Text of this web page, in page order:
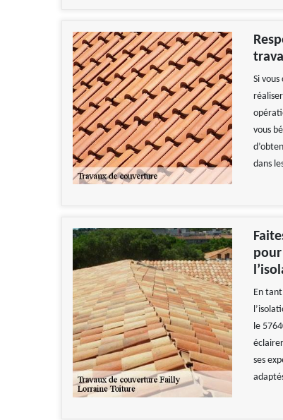
Si
vous
dans
En
le
ses